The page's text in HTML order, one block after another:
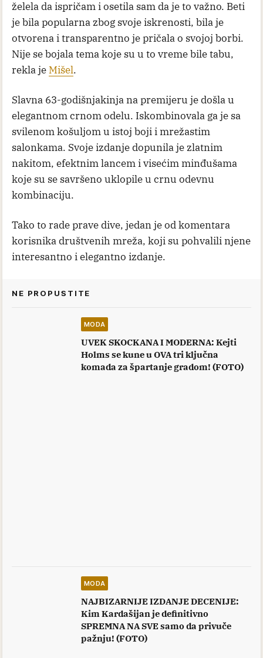
želela da ispričam i osetila sam da je to važno. Beti
je bila popularna zbog svoje iskrenosti, bila je
otvorena i transparentno je pričala o svojoj borbi.
Nije se bojala tema koje su u to vreme bile tabu,
rekla je Mišel.
Slavna 63-godišnjakinja na premijeru je došla u
elegantnom crnom odelu. Iskombinovala ga je sa
svilenom košuljom u istoj boji i mrežastim
salonkama. Svoje izdanje dopunila je zlatnim
nakitom, efektnim lancem i visećim minđušama
koje su se savršeno uklopile u crnu odevnu
kombinaciju.
Tako to rade prave dive, jedan je od komentara
korisnika društvenih mreža, koji su pohvalili njene
interesantno i elegantno izdanje.
NE PROPUSTITE
MODA
UVEK SKOCKANA I MODERNA: Kejti
Holms se kune u OVA tri ključna
komada za špartanje gradom! (FOTO)
MODA
NAJBIZARNIJE IZDANJE DECENIJE:
Kim Kardašijan je definitivno
SPREMNA NA SVE samo da privuče
pažnju! (FOTO)